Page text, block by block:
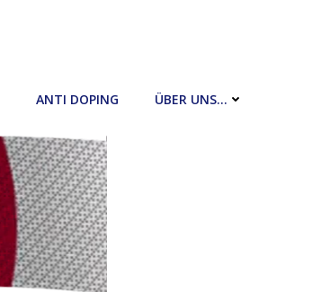
ANTI DOPING ÜBER UNS…